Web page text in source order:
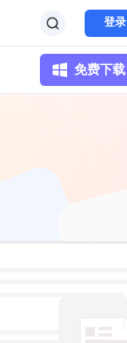
登录
免费下载